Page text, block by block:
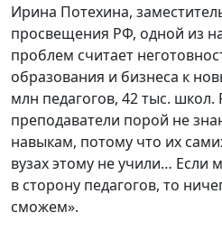
Ирина Потехина,
просвещения РФ, одной из
проблем считает
образования и бизнеса к
млн педагогов, 42 тыс.
преподаватели порой не
навыкам, потому что их
вузах этому не учили… Если
в сторону педагогов, то
сможем».